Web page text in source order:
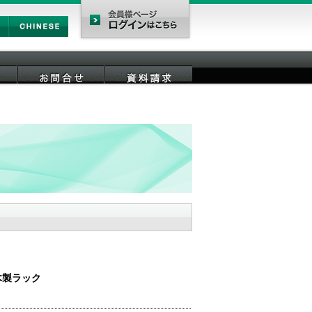
Chinese
会員様ページ
ラック